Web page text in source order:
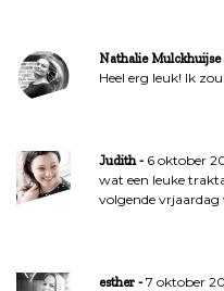
Nathalie Mulckhuijse
Heel erg leuk! Ik
Judith
6 oktober
wat een leuke
volgende vrjaardag
esther 7 oktober